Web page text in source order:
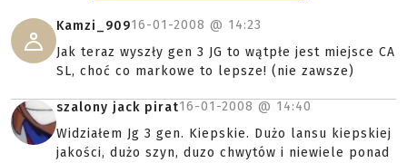
Kamzi_90916-01-2008 @ 14:23
Jak teraz wyszły gen 3 JG to wątpłe jest miejsce CA
SL, choć co markowe to lepsze! (nie zawsze)
szalony jack pirat16-01-2008 @ 14:40
Widziałem Jg 3 gen. Kiepskie. Dużo lansu kiepskiej
jakości, dużo szyn, duzo chwytów i niewiele ponad